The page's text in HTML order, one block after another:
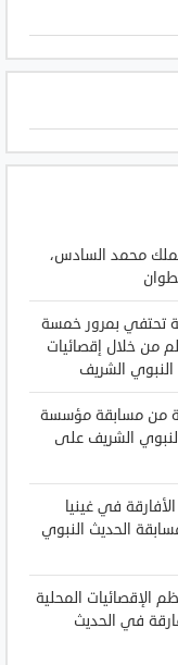
محمد السادس،
تحتفي بمرور خمسة
من خلال إقصائيات
الشريف
من مسابقة مؤسسة
الشريف على
في غينيا
الحديث النبوي
الإقصائيات المحلية
في الحديث